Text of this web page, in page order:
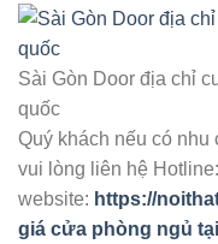
Sài Gòn Door địa chỉ
quốc
Quý khách nếu có nhu
vui lòng liên hệ
website: https://
giá cửa phòng ngủ